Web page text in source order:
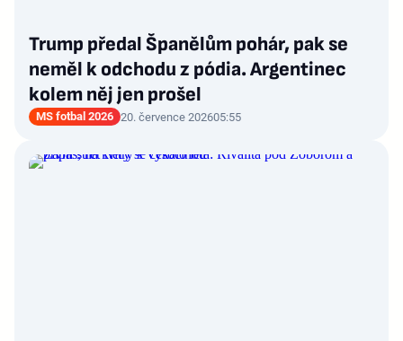
Trump předal Španělům pohár, pak se
neměl k odchodu z pódia. Argentinec
kolem něj jen prošel
MS fotbal 2026 20. července 202605:55